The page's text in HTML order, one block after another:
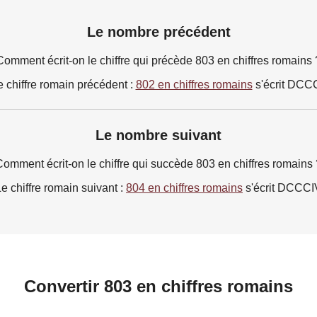
Le nombre précédent
écrit-on le chiffre qui précède 803 en chiffres romains
chiffre romain précédent : 802 en chiffres romainss'écrit
Le nombre suivant
écrit-on le chiffre qui succède 803 en chiffres romains
chiffre romain suivant : 804 en chiffres romains s'écrit
Convertir 803 en chiffres romains